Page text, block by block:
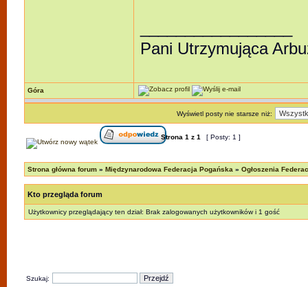
Pani Utrzymująca
Góra
Wyświetl posty nie starsze niż:
Strona 1 z 1 [ Posty: 1 ]
Strona główna forum » Międzynarodowa Federacja Pogańska » Ogłoszenia
Kto przegląda forum
Użytkownicy przeglądający ten dział: Brak zalogowanych użytkowników i 1 gość
Szukaj: